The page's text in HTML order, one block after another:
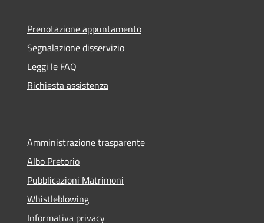
Prenotazione appuntamento
Segnalazione disservizio
Leggi le FAQ
Richiesta assistenza
Amministrazione trasparente
Albo Pretorio
Pubblicazioni Matrimoni
Whistleblowing
Informativa privacy